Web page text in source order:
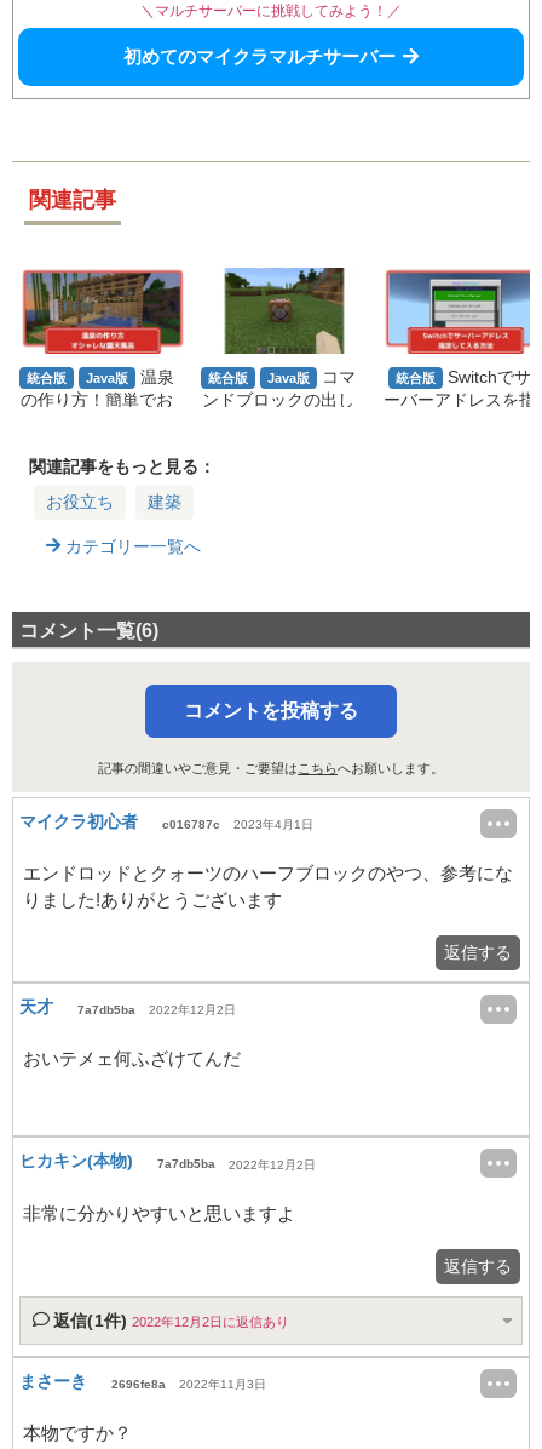
＼マルチサーバーに挑戦してみよう！／
初めてのマイクラマルチサーバー
関連記事
統合版 Java版
温泉
の作り方！簡単でお
統合版 Java版
コマ
ンドブロックの出し
統合版
Switchでサ
ーバーアドレスを指
関連記事をもっと見る：
お役立ち
建築
カテゴリー一覧へ
コメント一覧(6)
コメントを投稿する
記事の間違いやご意見・ご要望は こちらへお願いします。
マイクラ初心者 c016787c 2023年4月1日
エンドロッドとクォーツのハーフブロックのやつ、参考にな
りました!ありがとうございます
返信する
天才 7a7db5ba 2022年12月2日
おいテメェ何ふざけてんだ
ヒカキン(本物) 7a7db5ba 2022年12月2日
非常に分かりやすいと思いますよ
返信する
返信(1件) 2022年12月2日に返信あり
まさーき 2696fe8a 2022年11月3日
本物ですか？